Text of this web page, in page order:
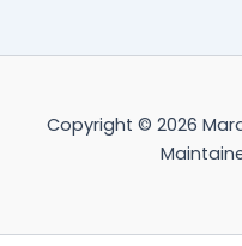
Copyright © 2026